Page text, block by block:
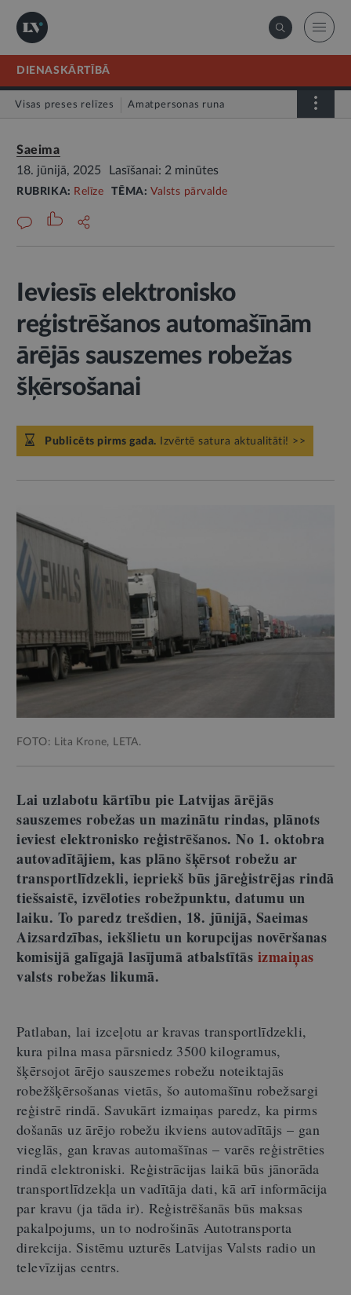
DIENASKĀRTĪBĀ
Visas preses relīzes Amatpersonas runa
Saeima
18. jūnijā, 2025
Lasīšanai: 2 minūtes
RUBRIKA: Relīze TĒMA:Valsts pārvalde
Ieviesīs elektronisko
reģistrēšanos automašīnām
ārējās sauszemes robežas
šķērsošanai
Publicēts pirms gada. Izvērtē satura aktualitāti! >>
FOTO: Lita Krone, LETA.
Lai uzlabotu kārtību pie Latvijas ārējās
sauszemes robežas un mazinātu rindas, plānots
ieviest elektronisko reģistrēšanos. No 1. oktobra
autovadītājiem, kas plāno šķērsot robežu ar
transportlīdzekli, iepriekš būs jāreģistrējas rindā
tiešsaistē, izvēloties robežpunktu, datumu un
laiku. To paredz trešdien, 18. jūnijā, Saeimas
Aizsardzības, iekšlietu un korupcijas novēršanas
komisijā galīgajā lasījumā atbalstītās izmaiņas
valsts robežas likumā.
Patlaban, lai izceļotu ar kravas transportlīdzekli,
kura pilna masa pārsniedz 3500 kilogramus,
šķērsojot ārējo sauszemes robežu noteiktajās
robežšķērsošanas vietās, šo automašīnu robežsargi
reģistrē rindā. Savukārt izmaiņas paredz, ka pirms
došanās uz ārējo robežu ikviens autovadītājs – gan
vieglās, gan kravas automašīnas – varēs reģistrēties
rindā elektroniski. Reģistrācijas laikā būs jānorāda
transportlīdzekļa un vadītāja dati, kā arī informācija
par kravu (ja tāda ir). Reģistrēšanās būs maksas
pakalpojums, un to nodrošinās Autotransporta
direkcija. Sistēmu uzturēs Latvijas Valsts radio un
televīzijas centrs.